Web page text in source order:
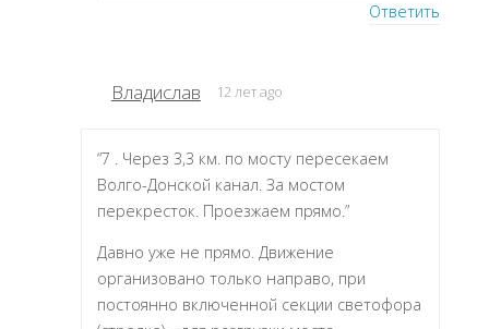
Ответить
Владислав 12 лет ago
“7 . Через 3,3 км. по мосту пересекаем
Волго-Донской канал. За мостом
перекресток. Проезжаем прямо.”
Давно уже не прямо. Движение
организовано только направо, при
постоянно включенной секции светофора